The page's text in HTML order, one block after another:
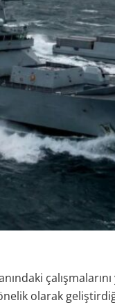
olarak